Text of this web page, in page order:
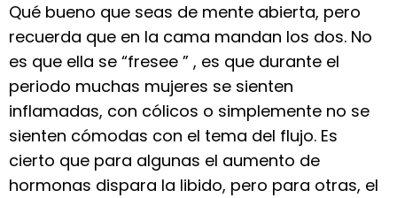
Qué bueno que seas de mente abierta, pero
recuerda que en la cama mandan los dos. No
es que ella se “fresee ” , es que durante el
periodo muchas mujeres se sienten
inflamadas, con cólicos o simplemente no se
sienten cómodas con el tema del flujo. Es
cierto que para algunas el aumento de
hormonas dispara la libido, pero para otras, el